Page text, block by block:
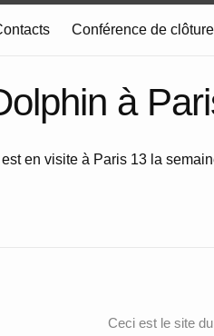
Conférence de clôture
à
en visite à Paris 13 la
Ceci est le site